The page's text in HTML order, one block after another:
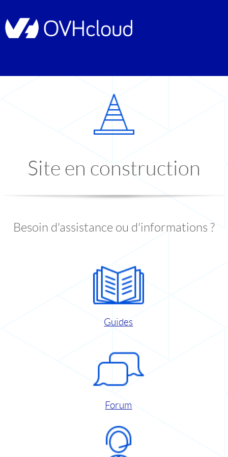
Site en construction
Besoin d'assistance ou d'informations ?
Guides
Forum